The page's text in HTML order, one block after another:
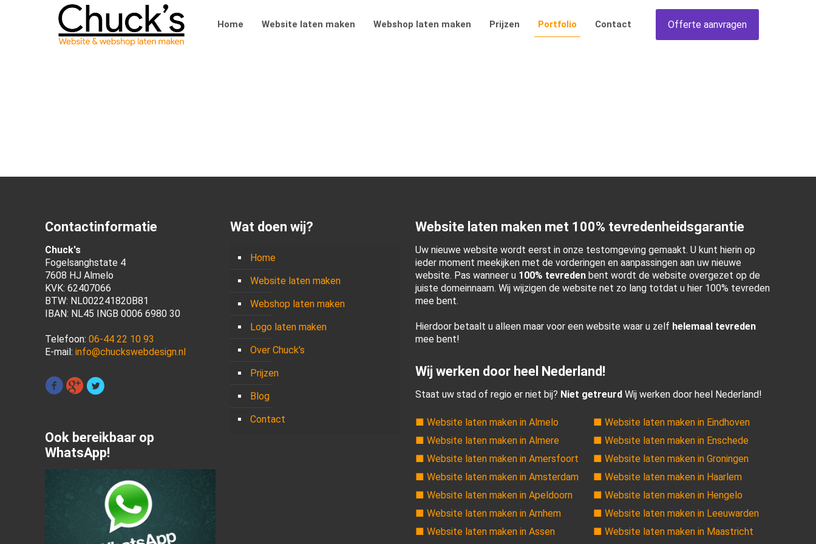
Home Website laten maken Webshop laten maken Prijzen Portfolio Contact Offerte aanvragen
Contactinformatie
Chuck's
Fogelsanghstate 4
7608 HJ Almelo
KVK: 62407066
BTW: NL002241820B81
IBAN: NL45 INGB 0006 6980 30
Telefoon: 06-44 22 10 93
E-mail: info@chuckswebdesign.nl
Ook bereikbaar op
WhatsApp!
Wat doen wij?
Home
Website laten maken
Webshop laten maken
Logo laten maken
Over Chuck’s
Prijzen
Blog
Contact
Website laten maken met 100% tevredenheidsgarantie
Uw nieuwe website wordt eerst in onze testomgeving gemaakt. U kunt hierin op
ieder moment meekijken met de vorderingen en aanpassingen aan uw nieuwe
website. Pas wanneer u 100% tevreden bent wordt de website overgezet op de
juiste domeinnaam. Wij wijzigen de website net zo lang totdat u hier 100% tevreden
mee bent.
Hierdoor betaalt u alleen maar voor een website waar u zelf helemaal tevreden
mee bent!
Wij werken door heel Nederland!
Staat uw stad of regio er niet bij? Niet getreurd Wij werken door heel Nederland!
■ Website laten maken in Almelo
■ Website laten maken in Almere
■ Website laten maken in Amersfoort
■ Website laten maken in Amsterdam
■ Website laten maken in Apeldoorn
■ Website laten maken in Arnhem
■ Website laten maken in Assen
■ Website laten maken in Eindhoven
■ Website laten maken in Enschede
■ Website laten maken in Groningen
■ Website laten maken in Haarlem
■ Website laten maken in Hengelo
■ Website laten maken in Leeuwarden
■ Website laten maken in Maastricht